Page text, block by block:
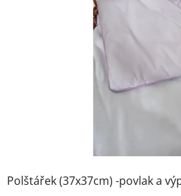
Polštářek (37x37cm) -povlak a